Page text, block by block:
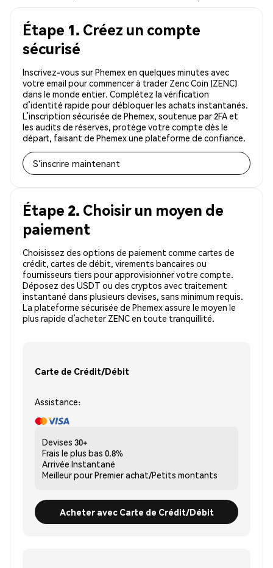
Étape 1. Créez un compte
sécurisé
Inscrivez-vous sur Phemex en quelques minutes avec
votre email pour commencer à trader Zenc Coin (ZENC)
dans le monde entier. Complétez la vérification
d’identité rapide pour débloquer les achats instantanés.
L’inscription sécurisée de Phemex, soutenue par 2FA et
les audits de réserves, protège votre compte dès le
départ, faisant de Phemex une plateforme de confiance.
S'inscrire maintenant
Étape 2. Choisir un moyen de
paiement
Choisissez des options de paiement comme cartes de
crédit, cartes de débit, virements bancaires ou
fournisseurs tiers pour approvisionner votre compte.
Déposez des USDT ou des cryptos avec traitement
instantané dans plusieurs devises, sans minimum requis.
La plateforme sécurisée de Phemex assure le moyen le
plus rapide d’acheter ZENC en toute tranquillité.
Carte de Crédit/Débit
Assistance:
Devises 30+
Frais le plus bas 0.8%
Arrivée Instantané
Meilleur pourPremier achat/Petits montants
Acheter avec Carte de Crédit/Débit